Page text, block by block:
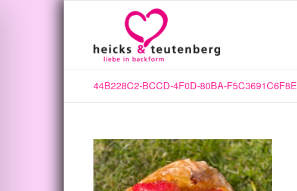
44B228C2-BCCD-4F0D-80BA-F5C3691C6F8E